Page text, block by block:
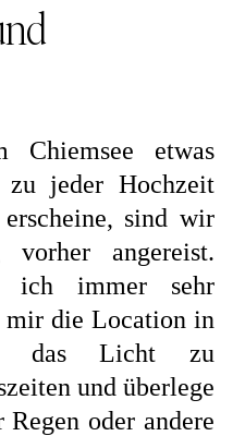
etwas
jeder Hochzeit
sind wir
angereist.
ich immer sehr
mir die Location in
das Licht zu
und überlege
oder andere